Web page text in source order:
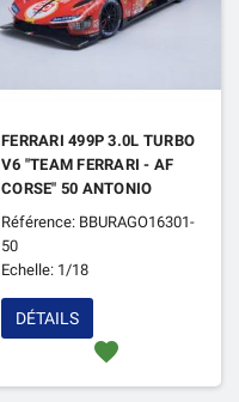
FERRARI 499P 3.0L TURBO
V6 "TEAM FERRARI - AF
CORSE" 50 ANTONIO
FUOCO / MIGUEL MOLINA
/ NICKLAS NIELSEN 24H
DU MANS 2023 5EME
Référence: BBURAGO16301-
50
Echelle: 1/18
favorite
DÉTAILS